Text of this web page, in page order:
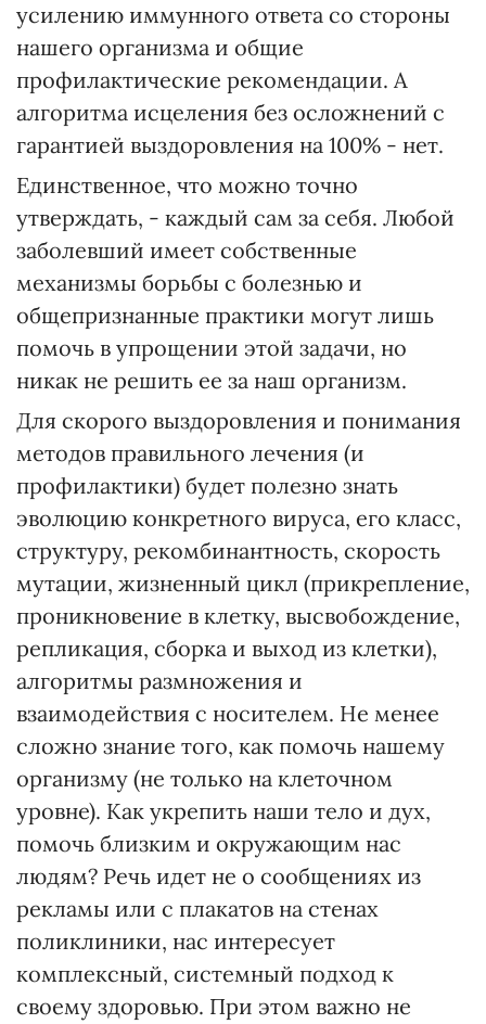
усилению иммунного ответа со стороны
нашего организма и общие
профилактические рекомендации. А
алгоритма исцеления без осложнений с
гарантией выздоровления на 100% - нет.
Единственное, что можно точно
утверждать, - каждый сам за себя. Любой
заболевший имеет собственные
механизмы борьбы с болезнью и
общепризнанные практики могут лишь
помочь в упрощении этой задачи, но
никак не решить ее за наш организм.
Для скорого выздоровления и понимания
методов правильного лечения (и
профилактики) будет полезно знать
эволюцию конкретного вируса, его класс,
структуру, рекомбинантность, скорость
мутации, жизненный цикл (прикрепление,
проникновение в клетку, высвобождение,
репликация, сборка и выход из клетки),
алгоритмы размножения и
взаимодействия с носителем. Не менее
сложно знание того, как помочь нашему
организму (не только на клеточном
уровне). Как укрепить наши тело и дух,
помочь близким и окружающим нас
людям? Речь идет не о сообщениях из
рекламы или с плакатов на стенах
поликлиники, нас интересует
комплексный, системный подход к
своему здоровью. При этом важно не